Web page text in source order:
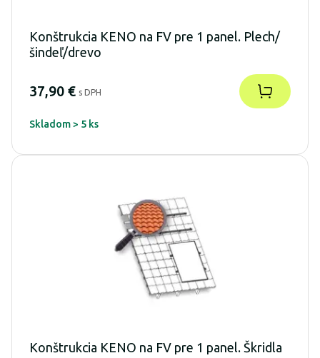
Konštrukcia KENO na FV pre 1 panel. Plech/
šindeľ/drevo
37,90 € s DPH
Skladom > 5 ks
Konštrukcia KENO na FV pre 1 panel. Škridla